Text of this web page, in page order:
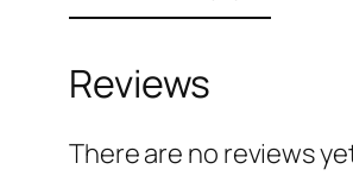
Reviews
There are no reviews